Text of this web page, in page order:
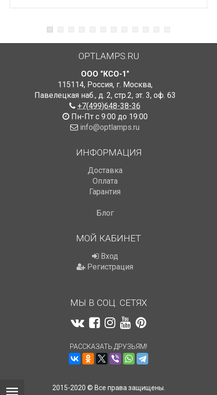
OPTLAMPS.RU
ООО "КСО-1"
115114, Россия, г. Москва,
Павелецкая наб., д. 2, стр.2, эт. 3, оф. 63
+7(499)648-38-36
Пн-Пт с 9:00 до 19:00
info@optlamps.ru
ИНФОРМАЦИЯ
Доставка
Оплата
Гарантия
Блог
МОЙ КАБИНЕТ
Вход
Регистрация
МЫ В СОЦ. СЕТЯХ
РАССКАЗАТЬ ДРУЗЬЯМ!
2015-2020 © Все права защищены.